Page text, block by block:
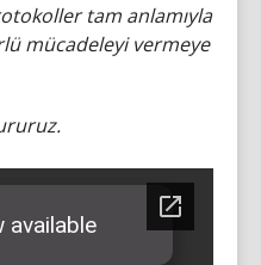
tam anlamıyla
mücadeleyi vermeye